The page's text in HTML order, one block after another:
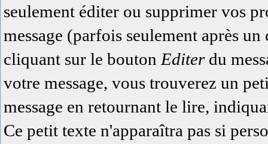
seulement éditer ou supprimer vos
message (parfois seulement après
cliquant sur le bouton Editerdu
votre message, vous trouverez un
message en retournant le lire,
Ce petit texte n'apparaîtra pas si